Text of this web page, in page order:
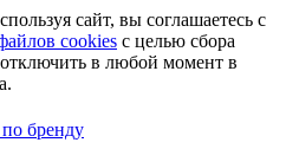
сайт, вы соглашаетесь с
cookies с целью сбора
в любой момент в
бренду